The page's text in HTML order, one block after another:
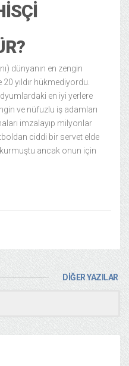
dünyanın en zengin
yıldır hükmediyordu.
en iyi yerlere
ve nüfuzlu iş adamları
imzalayıp milyonlar
ciddi bir servet elde
ancak onun için
DİĞER YAZILAR